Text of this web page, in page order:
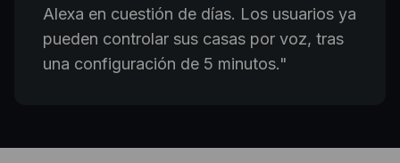
Alexa en cuestión de días. Los usuarios ya
pueden controlar sus casas por voz, tras
una configuración de 5 minutos."